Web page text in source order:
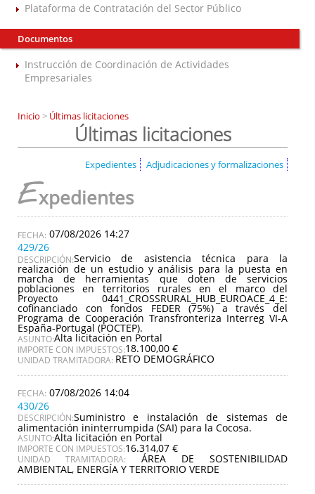
Plataforma de Contratación del Sector Público
Documentos
Instrucción de Coordinación de Actividades
Empresariales
Inicio > Últimas licitaciones
Últimas licitaciones
Expedientes Adjudicaciones y formalizaciones
Expedientes
07/08/2026 14:27
429/26
DESCRIPCIÓN:Servicio de asistencia técnica para la
realización de un estudio y análisis para la puesta en
marcha de herramientas que doten de servicios
poblaciones en territorios rurales en el marco del
Proyecto 0441_CROSSRURAL_HUB_EUROACE_4_E:
cofinanciado con fondos FEDER (75%) a través del
Programa de Cooperación Transfronteriza Interreg VI-A
España-Portugal (POCTEP).
ASUNTO:Alta licitación en Portal
IMPORTE CON IMPUESTOS:18.100,00 €
UNIDAD TRAMITADORA: RETO DEMOGRÁFICO
07/08/2026 14:04
430/26
DESCRIPCIÓN:Suministro e instalación de sistemas de
alimentación ininterrumpida (SAI) para la Cocosa.
ASUNTO:Alta licitación en Portal
IMPORTE CON IMPUESTOS:16.314,07 €
UNIDAD TRAMITADORA: ÁREA DE SOSTENIBILIDAD
AMBIENTAL, ENERGÍA Y TERRITORIO VERDE